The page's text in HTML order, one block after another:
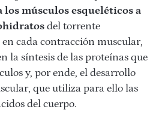
los músculos esqueléticos a
del torrente
en cada contracción muscular,
la síntesis de las proteínas que
y, por ende, el desarrollo
que utiliza para ello las
del cuerpo.